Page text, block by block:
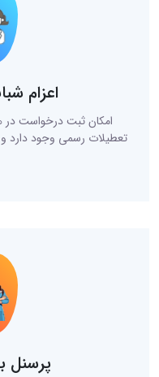
اعزام
امکان ثبت درخواست در
تعطیلات رسمی وجود دارد و
پرسنل